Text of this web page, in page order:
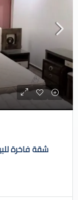
شقة فاخرة